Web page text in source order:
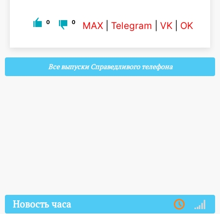
0 0 MAX Telegram VK OK
Все выпуски Справедливого телефона
Новость часа